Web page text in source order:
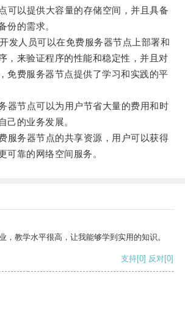
以提供大容量的存储空间，并且具备
份的需求。
人员可以在免费服务器节点上部署和
，来验证程序的性能和稳定性，并且对
免费服务器节点提供了学习和实践的平
节点可以为用户节省大量的费用和时
己的业务发展。
务器节点的共享资源，用户可以获得
可靠的网络空间服务。
，教学水平很高，让我能够学到实用的知识。
支持[0] 反对[0]